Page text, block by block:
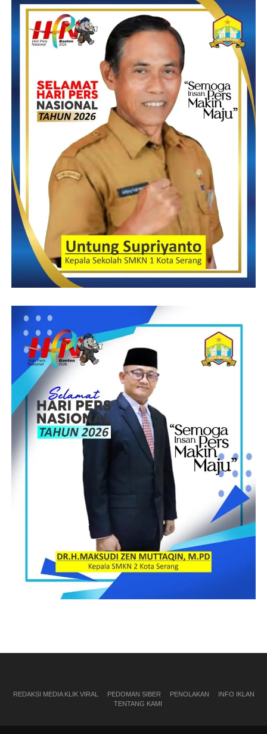
REDAKSI MEDIA KLIK VIRAL PEDOMAN SIBER PENOLAKAN
INFO IKLAN
TENTANG KAMI